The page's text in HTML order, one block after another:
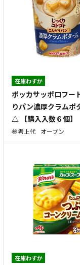
在庫わずか
ポッカサッポロフー
りパン濃厚クラムポ
△ 【購入入数６個】
参考上代 オープン
在庫わずか